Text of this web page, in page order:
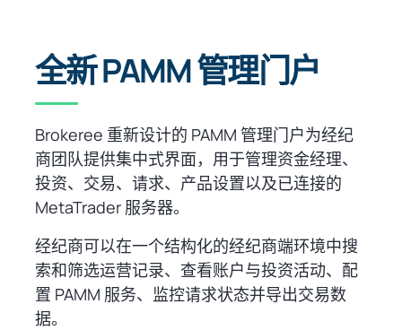
全新 PAMM 管理门户
Brokeree 重新设计的 PAMM 管理门户为经纪
商团队提供集中式界面，用于管理资金经理、
投资、交易、请求、产品设置以及已连接的
MetaTrader 服务器。
经纪商可以在一个结构化的经纪商端环境中搜
索和筛选运营记录、查看账户与投资活动、配
置 PAMM 服务、监控请求状态并导出交易数
据。